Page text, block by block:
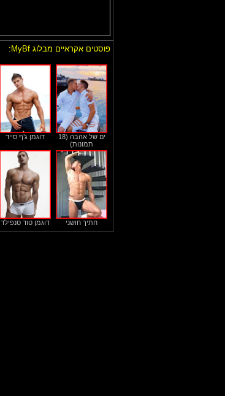
פוסטים אקראיים מבלוג MyBf:
ים של אהבה (18
תמונות)
דוגמן ג’ף סייד
חתיך חושני דוגמן טוד סנפילד